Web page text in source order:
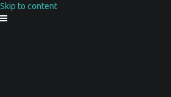
Skip to content